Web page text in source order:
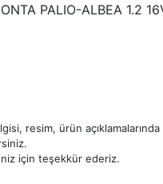
PALIO-ALBEA 1.2
resim, ürün
için teşekkür ederiz.